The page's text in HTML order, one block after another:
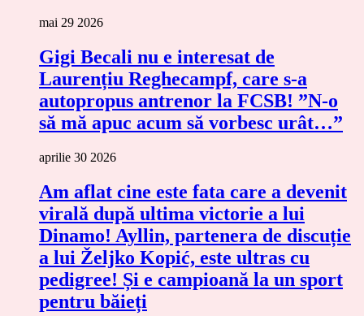
mai 29 2026
Gigi Becali nu e interesat de
Laurențiu Reghecampf, care s-a
autopropus antrenor la FCSB! ”N-o
să mă apuc acum să vorbesc urât…”
aprilie 30 2026
Am aflat cine este fata care a devenit
virală după ultima victorie a lui
Dinamo! Ayllin, partenera de discuție
a lui Željko Kopić, este ultras cu
pedigree! Și e campioană la un sport
pentru băieți